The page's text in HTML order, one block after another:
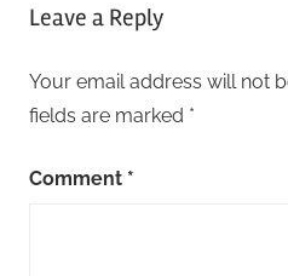
Leave a Reply
Your email address will not
fields are marked *
Comment *